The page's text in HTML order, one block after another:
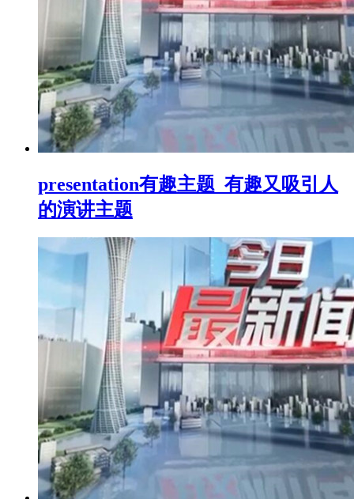
presentation有趣主题_有趣又吸引人
的演讲主题